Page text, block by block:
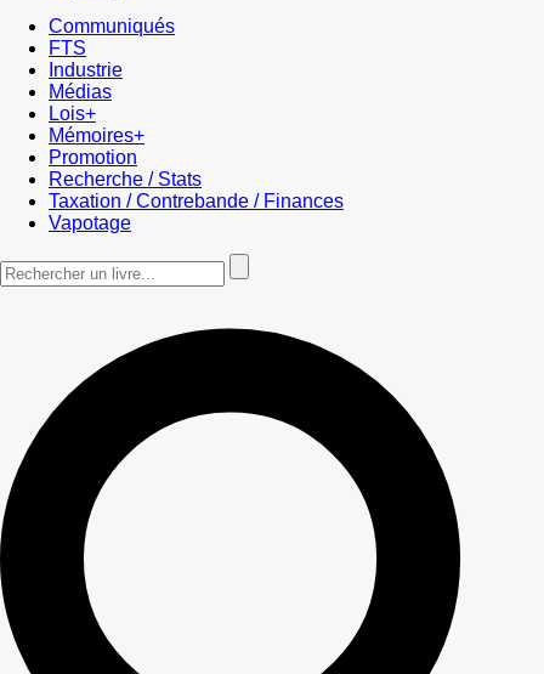
Communiqués
FTS
Industrie
Médias
Lois+
Mémoires+
Promotion
Recherche / Stats
Taxation / Contrebande / Finances
Vapotage